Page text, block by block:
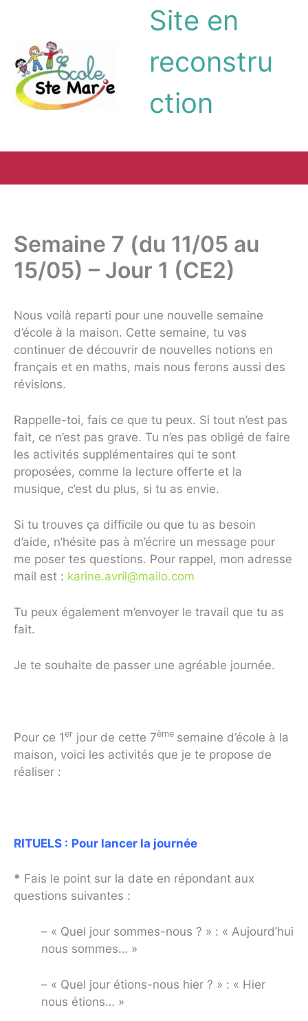
contenu
Site en
reconstru
ction
Semaine 7 (du 11/05 au
15/05) – Jour 1 (CE2)
Nous voilà reparti pour une nouvelle semaine
d’école à la maison. Cette semaine, tu vas
continuer de découvrir de nouvelles notions en
français et en maths, mais nous ferons aussi des
révisions.
Rappelle-toi, fais ce que tu peux. Si tout n’est pas
fait, ce n’est pas grave. Tu n’es pas obligé de faire
les activités supplémentaires qui te sont
proposées, comme la lecture offerte et la
musique, c’est du plus, si tu as envie.
Si tu trouves ça difficile ou que tu as besoin
d’aide, n’hésite pas à m’écrire un message pour
me poser tes questions. Pour rappel, mon adresse
mail est : karine.avril@mailo.com
Tu peux également m’envoyer le travail que tu as
fait.
Je te souhaite de passer une agréable journée.
Pour ce 1er jour de cette 7ème semaine d’école à la
maison, voici les activités que je te propose de
réaliser :
RITUELS : Pour lancer la journée
* Fais le point sur la date en répondant aux
questions suivantes :
– « Quel jour sommes-nous ? » : « Aujourd’hui
nous sommes… »
– « Quel jour étions-nous hier ? » : « Hier
nous étions… »